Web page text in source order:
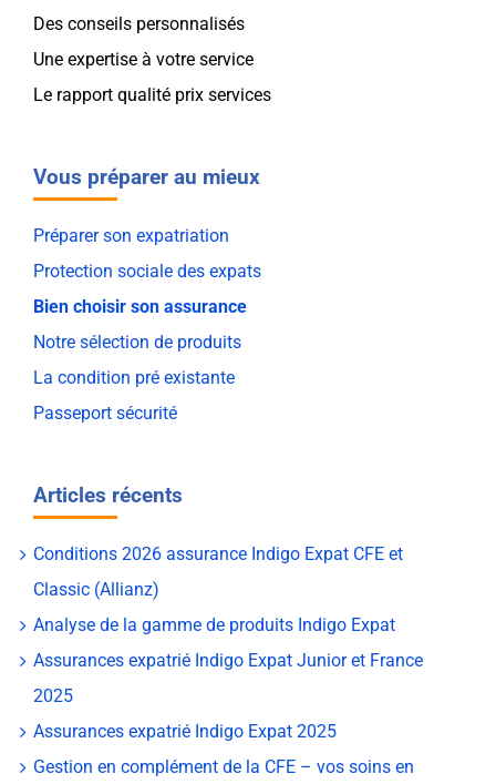
Des conseils personnalisés
Une expertise à votre service
Le rapport qualité prix services
Vous préparer au mieux
Préparer son expatriation
Protection sociale des expats
Bien choisir son assurance
Notre sélection de produits
La condition pré existante
Passeport sécurité
Articles récents
Conditions 2026 assurance Indigo Expat CFE et
Classic (Allianz)
Analyse de la gamme de produits Indigo Expat
Assurances expatrié Indigo Expat Junior et France
2025
Assurances expatrié Indigo Expat 2025
Gestion en complément de la CFE – vos soins en